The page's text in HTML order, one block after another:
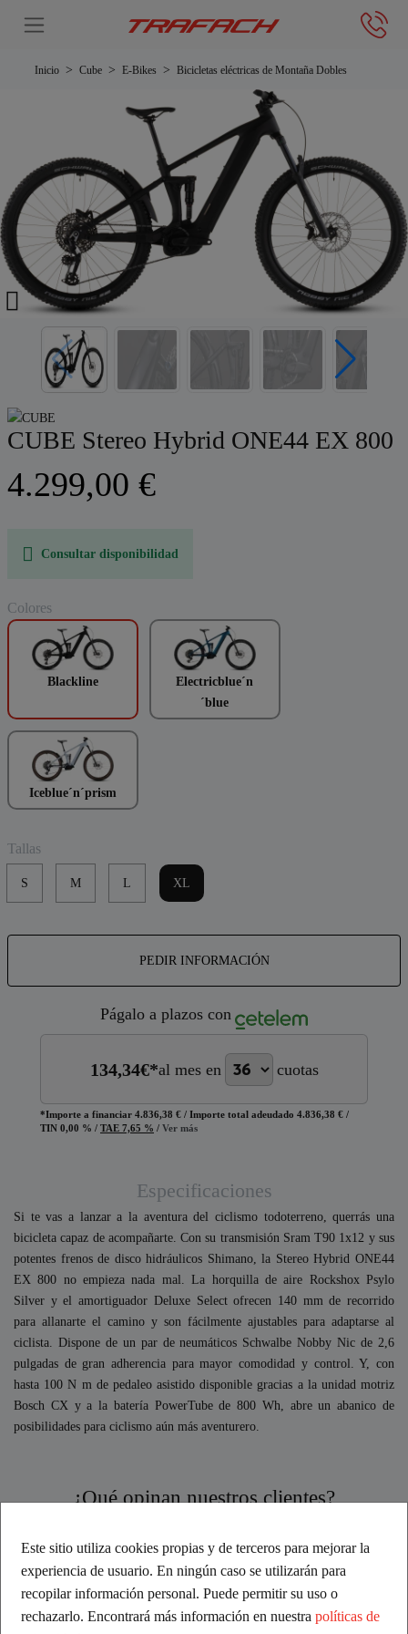
Inicio Cube E-Bikes Bicicletas eléctricas de Montaña Dobles
CUBE Stereo Hybrid ONE44 EX 800
4.299,00 €
Consultar disponibilidad
Colores
Blackline
Electricblue´n
´blue
Iceblue´n´prism
Tallas
S M L XL
PEDIR INFORMACIÓN
Págalo a plazos con
134,34€*al mes en cuotas
*Importe a financiar 4.836,38 € / Importe total adeudado 4.836,38 € /
TIN 0,00 % / TAE 7,65 % / Ver más
Especificaciones
Si te vas a lanzar a la aventura del ciclismo todoterreno, querrás una
bicicleta capaz de acompañarte. Con su transmisión Sram T90 1x12 y sus
potentes frenos de disco hidráulicos Shimano, la Stereo Hybrid ONE44
EX 800 no empieza nada mal. La horquilla de aire Rockshox Psylo
Silver y el amortiguador Deluxe Select ofrecen 140 mm de recorrido
para allanarte el camino y son fácilmente ajustables para adaptarse al
ciclista. Dispone de un par de neumáticos Schwalbe Nobby Nic de 2,6
pulgadas de gran adherencia para mayor comodidad y control. Y, con
hasta 100 N m de pedaleo asistido disponible gracias a la unidad motriz
Bosch CX y a la batería PowerTube de 800 Wh, abre un abanico de
posibilidades para ciclismo aún más aventurero.
¿Qué opinan nuestros clientes?
Excelente
Basado en comentarios
Este sitio utiliza cookies propias y de terceros para mejorar la
experiencia de usuario. En ningún caso se utilizarán para
recopilar información personal. Puede permitir su uso o
rechazarlo. Encontrará más información en nuestra políticas de